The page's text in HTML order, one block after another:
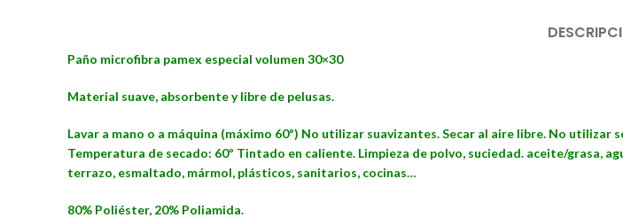
Paño microfibra pamex especial volumen 30×30
Material suave, absorbente y libre de pelusas.
Lavar a mano o a máquina (máximo 60º) No utilizar suavizantes. Secar al aire libre. No
Temperatura de secado: 60º Tintado en caliente. Limpieza de polvo, suciedad. aceite/grasa,
terrazo, esmaltado, mármol, plásticos, sanitarios, cocinas…
80% Poliéster, 20% Poliamida.